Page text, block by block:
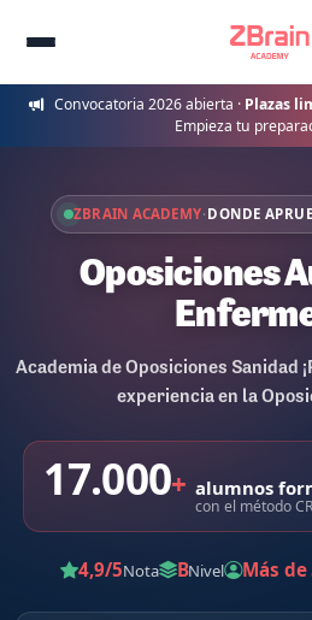
Convocatoria 2026 abierta · Plazas
Empieza tu
ZBRAIN ACADEMY· DONDE
Oposiciones
Academia de Oposiciones Sanidad
experiencia en la
17.000+ alumnos
con el método
4,9/5Nota BNivel Más de